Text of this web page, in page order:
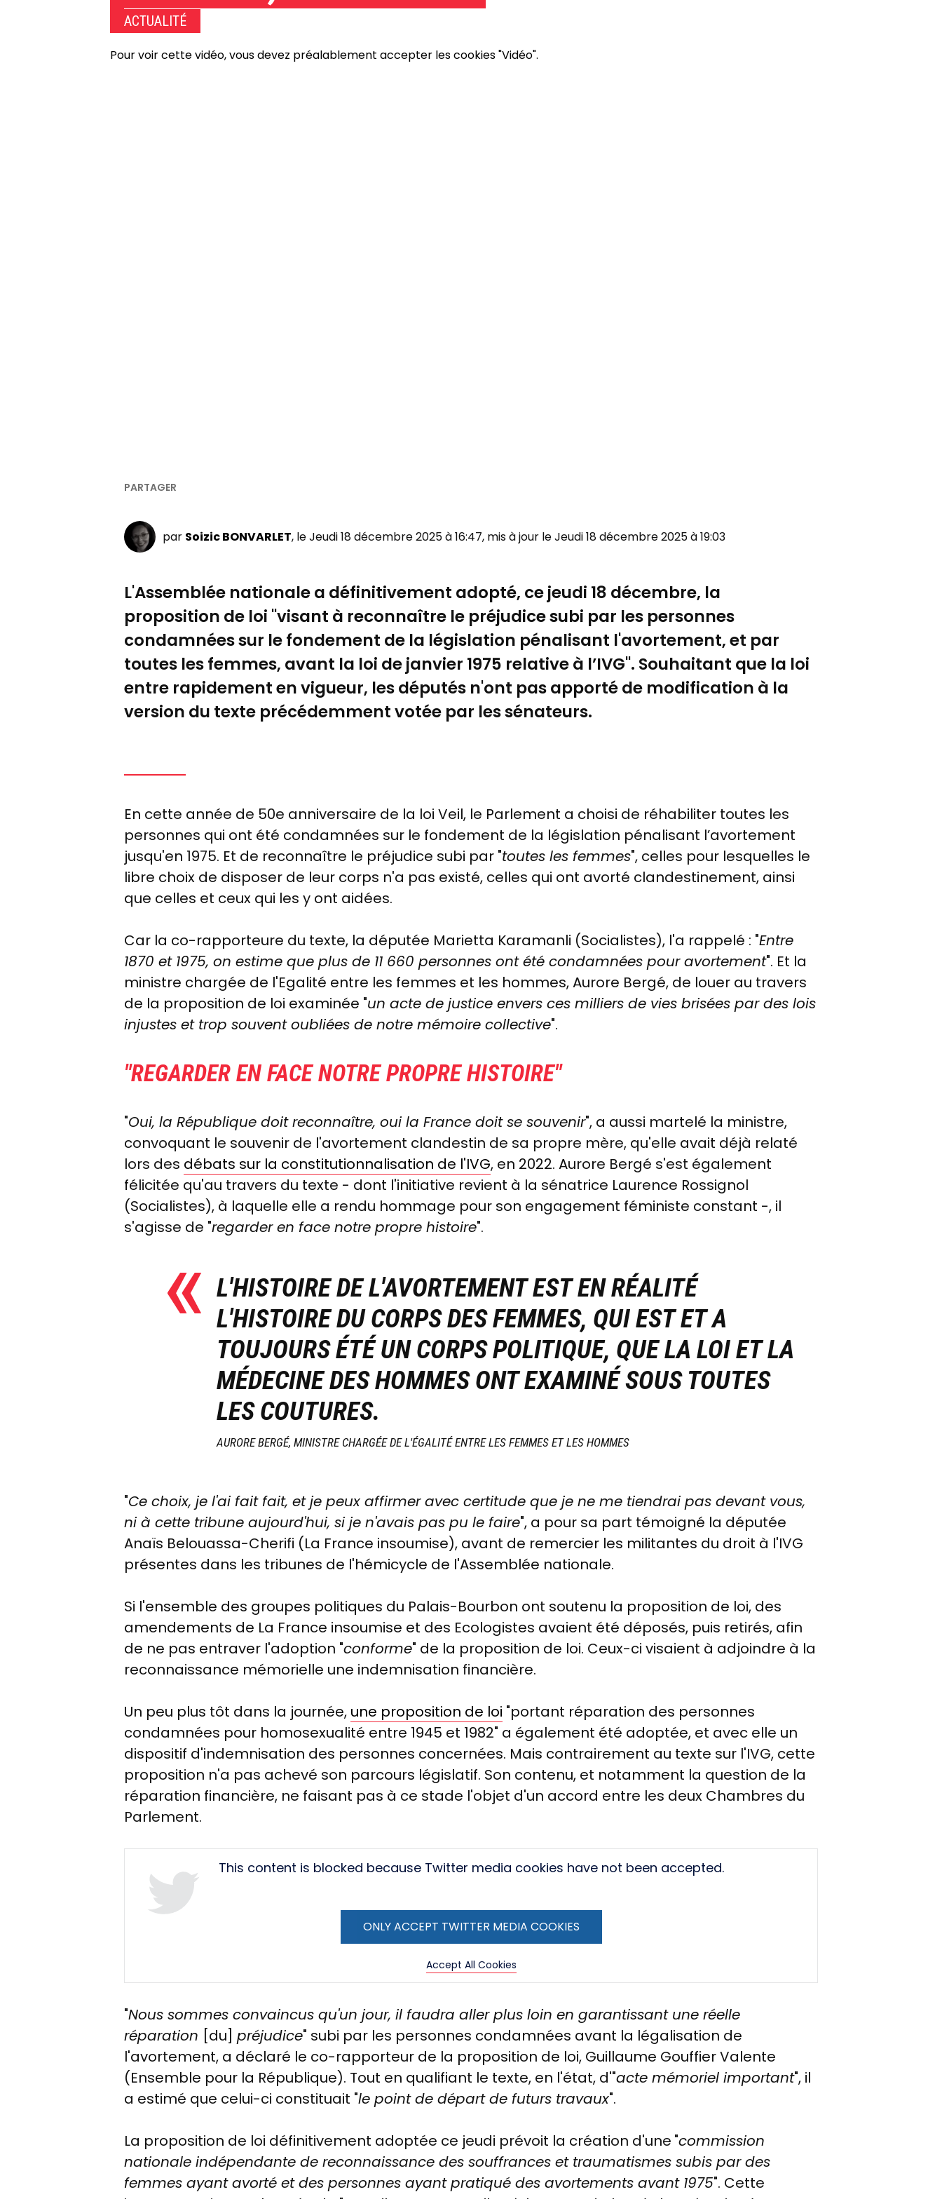
ACTUALITÉ
Pour voir cette vidéo, vous devez préalablement accepter les cookies "Vidéo".
par Soizic BONVARLET, le Jeudi 18 décembre 2025 à 16:47, mis à jour le Jeudi 18 décembre 2025 à 19:03
L'Assemblée nationale a définitivement adopté, ce jeudi 18 décembre, la
proposition de loi "visant à reconnaître le préjudice subi par les personnes
condamnées sur le fondement de la législation pénalisant l'avortement, et par
toutes les femmes, avant la loi de janvier 1975 relative à l’IVG". Souhaitant que la loi
entre rapidement en vigueur, les députés n'ont pas apporté de modification à la
version du texte précédemment votée par les sénateurs.
En cette année de 50e anniversaire de la loi Veil, le Parlement a choisi de réhabiliter toutes les
personnes qui ont été condamnées sur le fondement de la législation pénalisant l’avortement
jusqu'en 1975. Et de reconnaître le préjudice subi par "toutes les femmes", celles pour lesquelles le
libre choix de disposer de leur corps n'a pas existé, celles qui ont avorté clandestinement, ainsi
que celles et ceux qui les y ont aidées.
Car la co-rapporteure du texte, la députée Marietta Karamanli (Socialistes), l'a rappelé : "Entre
1870 et 1975, on estime que plus de 11 660 personnes ont été condamnées pour avortement". Et la
ministre chargée de l'Egalité entre les femmes et les hommes, Aurore Bergé, de louer au travers
de la proposition de loi examinée "un acte de justice envers ces milliers de vies brisées par des lois
injustes et trop souvent oubliées de notre mémoire collective".
"REGARDER EN FACE NOTRE PROPRE HISTOIRE"
"Oui, la République doit reconnaître, oui la France doit se souvenir", a aussi martelé la ministre,
convoquant le souvenir de l'avortement clandestin de sa propre mère, qu'elle avait déjà relaté
lors des débats sur la constitutionnalisation de l'IVG, en 2022. Aurore Bergé s'est également
félicitée qu'au travers du texte - dont l'initiative revient à la sénatrice Laurence Rossignol
(Socialistes), à laquelle elle a rendu hommage pour son engagement féministe constant -, il
s'agisse de "regarder en face notre propre histoire".
L'HISTOIRE DE L'AVORTEMENT EST EN RÉALITÉ
L'HISTOIRE DU CORPS DES FEMMES, QUI EST ET A
TOUJOURS ÉTÉ UN CORPS POLITIQUE, QUE LA LOI ET LA
MÉDECINE DES HOMMES ONT EXAMINÉ SOUS TOUTES
LES COUTURES.
AURORE BERGÉ, MINISTRE CHARGÉE DE L'ÉGALITÉ ENTRE LES FEMMES ET LES HOMMES
"Ce choix, je l'ai fait fait, et je peux affirmer avec certitude que je ne me tiendrai pas devant vous,
ni à cette tribune aujourd'hui, si je n'avais pas pu le faire", a pour sa part témoigné la députée
Anaïs Belouassa-Cherifi (La France insoumise), avant de remercier les militantes du droit à l'IVG
présentes dans les tribunes de l'hémicycle de l'Assemblée nationale.
Si l'ensemble des groupes politiques du Palais-Bourbon ont soutenu la proposition de loi, des
amendements de La France insoumise et des Ecologistes avaient été déposés, puis retirés, afin
de ne pas entraver l'adoption "conforme" de la proposition de loi. Ceux-ci visaient à adjoindre à la
reconnaissance mémorielle une indemnisation financière.
Un peu plus tôt dans la journée, une proposition de loi "portant réparation des personnes
condamnées pour homosexualité entre 1945 et 1982" a également été adoptée, et avec elle un
dispositif d'indemnisation des personnes concernées. Mais contrairement au texte sur l'IVG, cette
proposition n'a pas achevé son parcours législatif. Son contenu, et notamment la question de la
réparation financière, ne faisant pas à ce stade l'objet d'un accord entre les deux Chambres du
Parlement.
This content is blocked because Twitter media cookies have not been accepted.
ONLY ACCEPT TWITTER MEDIA COOKIES
Accept All Cookies
"Nous sommes convaincus qu'un jour, il faudra aller plus loin en garantissant une réelle
réparation [du] préjudice" subi par les personnes condamnées avant la légalisation de
l'avortement, a déclaré le co-rapporteur de la proposition de loi, Guillaume Gouffier Valente
(Ensemble pour la République). Tout en qualifiant le texte, en l'état, d'"acte mémoriel important", il
a estimé que celui-ci constituait "le point de départ de futurs travaux".
La proposition de loi définitivement adoptée ce jeudi prévoit la création d'une "commission
nationale indépendante de reconnaissance des souffrances et traumatismes subis par des
femmes ayant avorté et des personnes ayant pratiqué des avortements avant 1975". Cette